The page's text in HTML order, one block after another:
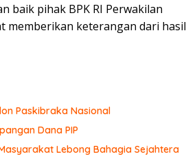
baik pihak BPK RI Perwakilan
memberikan keterangan dari hasil
Paskibraka Nasional
Dana PIP
Lebong Bahagia Sejahtera